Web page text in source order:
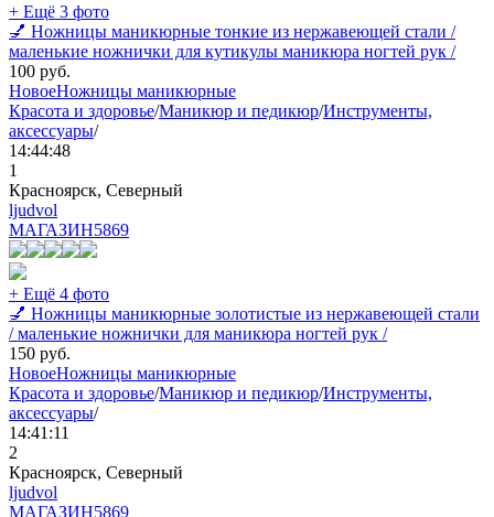
+ Ещё 3 фото
💅 Ножницы маникюрные тонкие из нержавеющей стали /
маленькие ножнички для кутикулы маникюра ногтей рук /
100 руб.
НовоеНожницы маникюрные
Красота и здоровье/Маникюр и педикюр/Инструменты,
аксессуары/
14:44:48
1
Красноярск, Северный
ljudvol
МАГАЗИН5869
+ Ещё 4 фото
💅 Ножницы маникюрные золотистые из нержавеющей стали
/ маленькие ножнички для маникюра ногтей рук /
150 руб.
НовоеНожницы маникюрные
Красота и здоровье/Маникюр и педикюр/Инструменты,
аксессуары/
14:41:11
2
Красноярск, Северный
ljudvol
МАГАЗИН5869